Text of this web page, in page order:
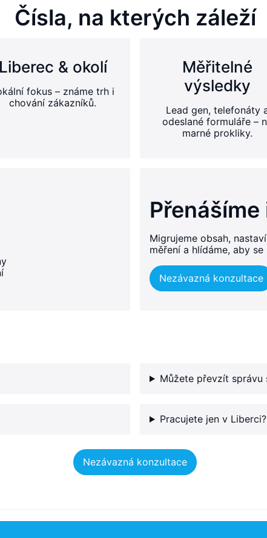
Čísla, na kterých záleží
Liberec & okolí
fokus – známe trh i
chování zákazníků.
Měřitelné
výsledky
Lead gen, telefonáty
odeslané formuláře –
marné prokliky.
Migrujeme obsah,
měření a hlídáme, aby
Nezávazná konzultace
Můžete převzít správu
Pracujete jen v Liberci?
Nezávazná konzultace